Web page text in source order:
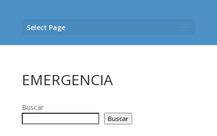
Select Page
EMERGENCIA
Buscar
Buscar